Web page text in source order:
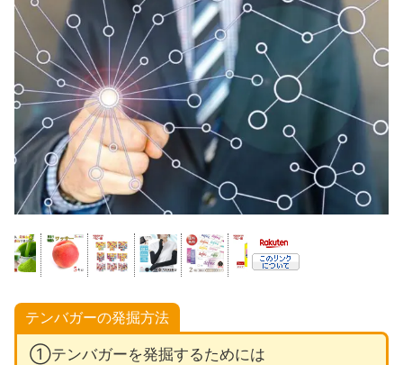
テンバガーの発掘方法
①テンバガーを発掘するためには